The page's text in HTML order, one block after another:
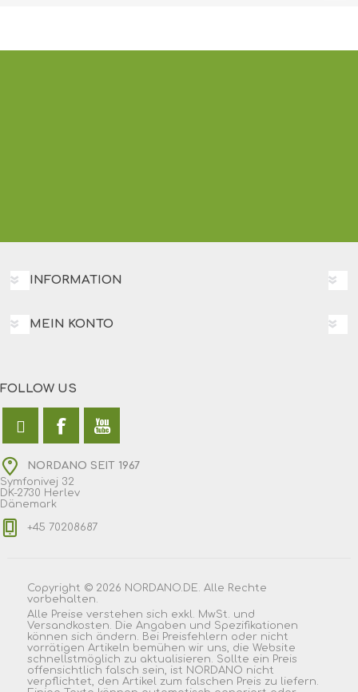
INFORMATION
MEIN KONTO
FOLLOW US
NORDANO SEIT 1967
Symfonivej 32
DK-2730 Herlev
Dänemark
+45 70208687
Copyright © 2026 NORDANO.DE. Alle Rechte
vorbehalten.
Alle Preise verstehen sich exkl. MwSt. und
Versandkosten. Die Angaben und Spezifikationen
können sich ändern. Bei Preisfehlern oder nicht
vorrätigen Artikeln bemühen wir uns, die Website
schnellstmöglich zu aktualisieren. Sollte ein Preis
offensichtlich falsch sein, ist NORDANO nicht
verpflichtet, den Artikel zum falschen Preis zu liefern.